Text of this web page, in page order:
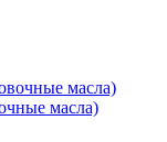
масла)